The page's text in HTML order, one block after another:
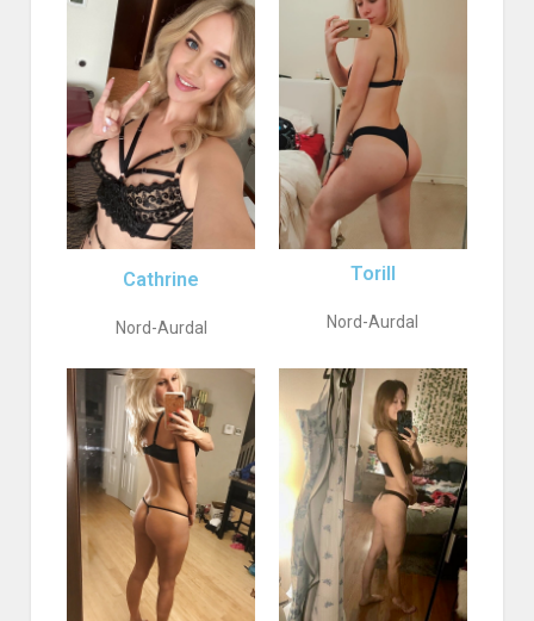
Cathrine
Nord-Aurdal
Torill
Nord-Aurdal